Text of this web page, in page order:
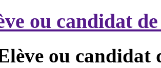
ou candidat
ou candidat